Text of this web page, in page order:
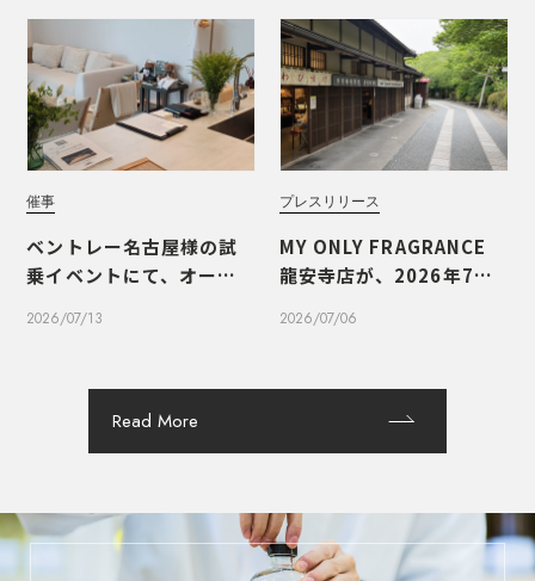
催事
ベントレー名古屋様の試
乗イベントにて、オーダー
ークショップを実施しま
2026/07/13
プレスリリース
MY ONLY FRAGRANCE
龍安寺店が、2026年7月1
します
2026/07/06
Read More